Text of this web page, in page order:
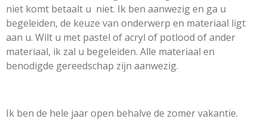
niet komt betaalt u niet. Ik ben aanwezig en ga u
begeleiden, de keuze van onderwerp en materiaal ligt
aan u. Wilt u met pastel of acryl of potlood of ander
materiaal, ik zal u begeleiden. Alle materiaal en
benodigde gereedschap zijn aanwezig.
Ik ben de hele jaar open behalve de zomer vakantie.